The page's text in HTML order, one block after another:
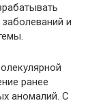
и
ранее
аномалий. С